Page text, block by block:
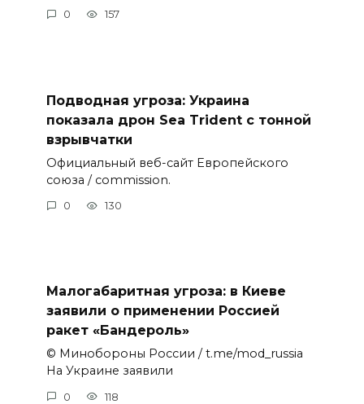
0 157
Подводная угроза: Украина
показала дрон Sea Trident с тонной
взрывчатки
Официальный веб-сайт Европейского
союза / commission.
0 130
Малогабаритная угроза: в Киеве
заявили о применении Россией
ракет «Бандероль»
© Минобороны России / t.me/mod_russia
На Украине заявили
0 118